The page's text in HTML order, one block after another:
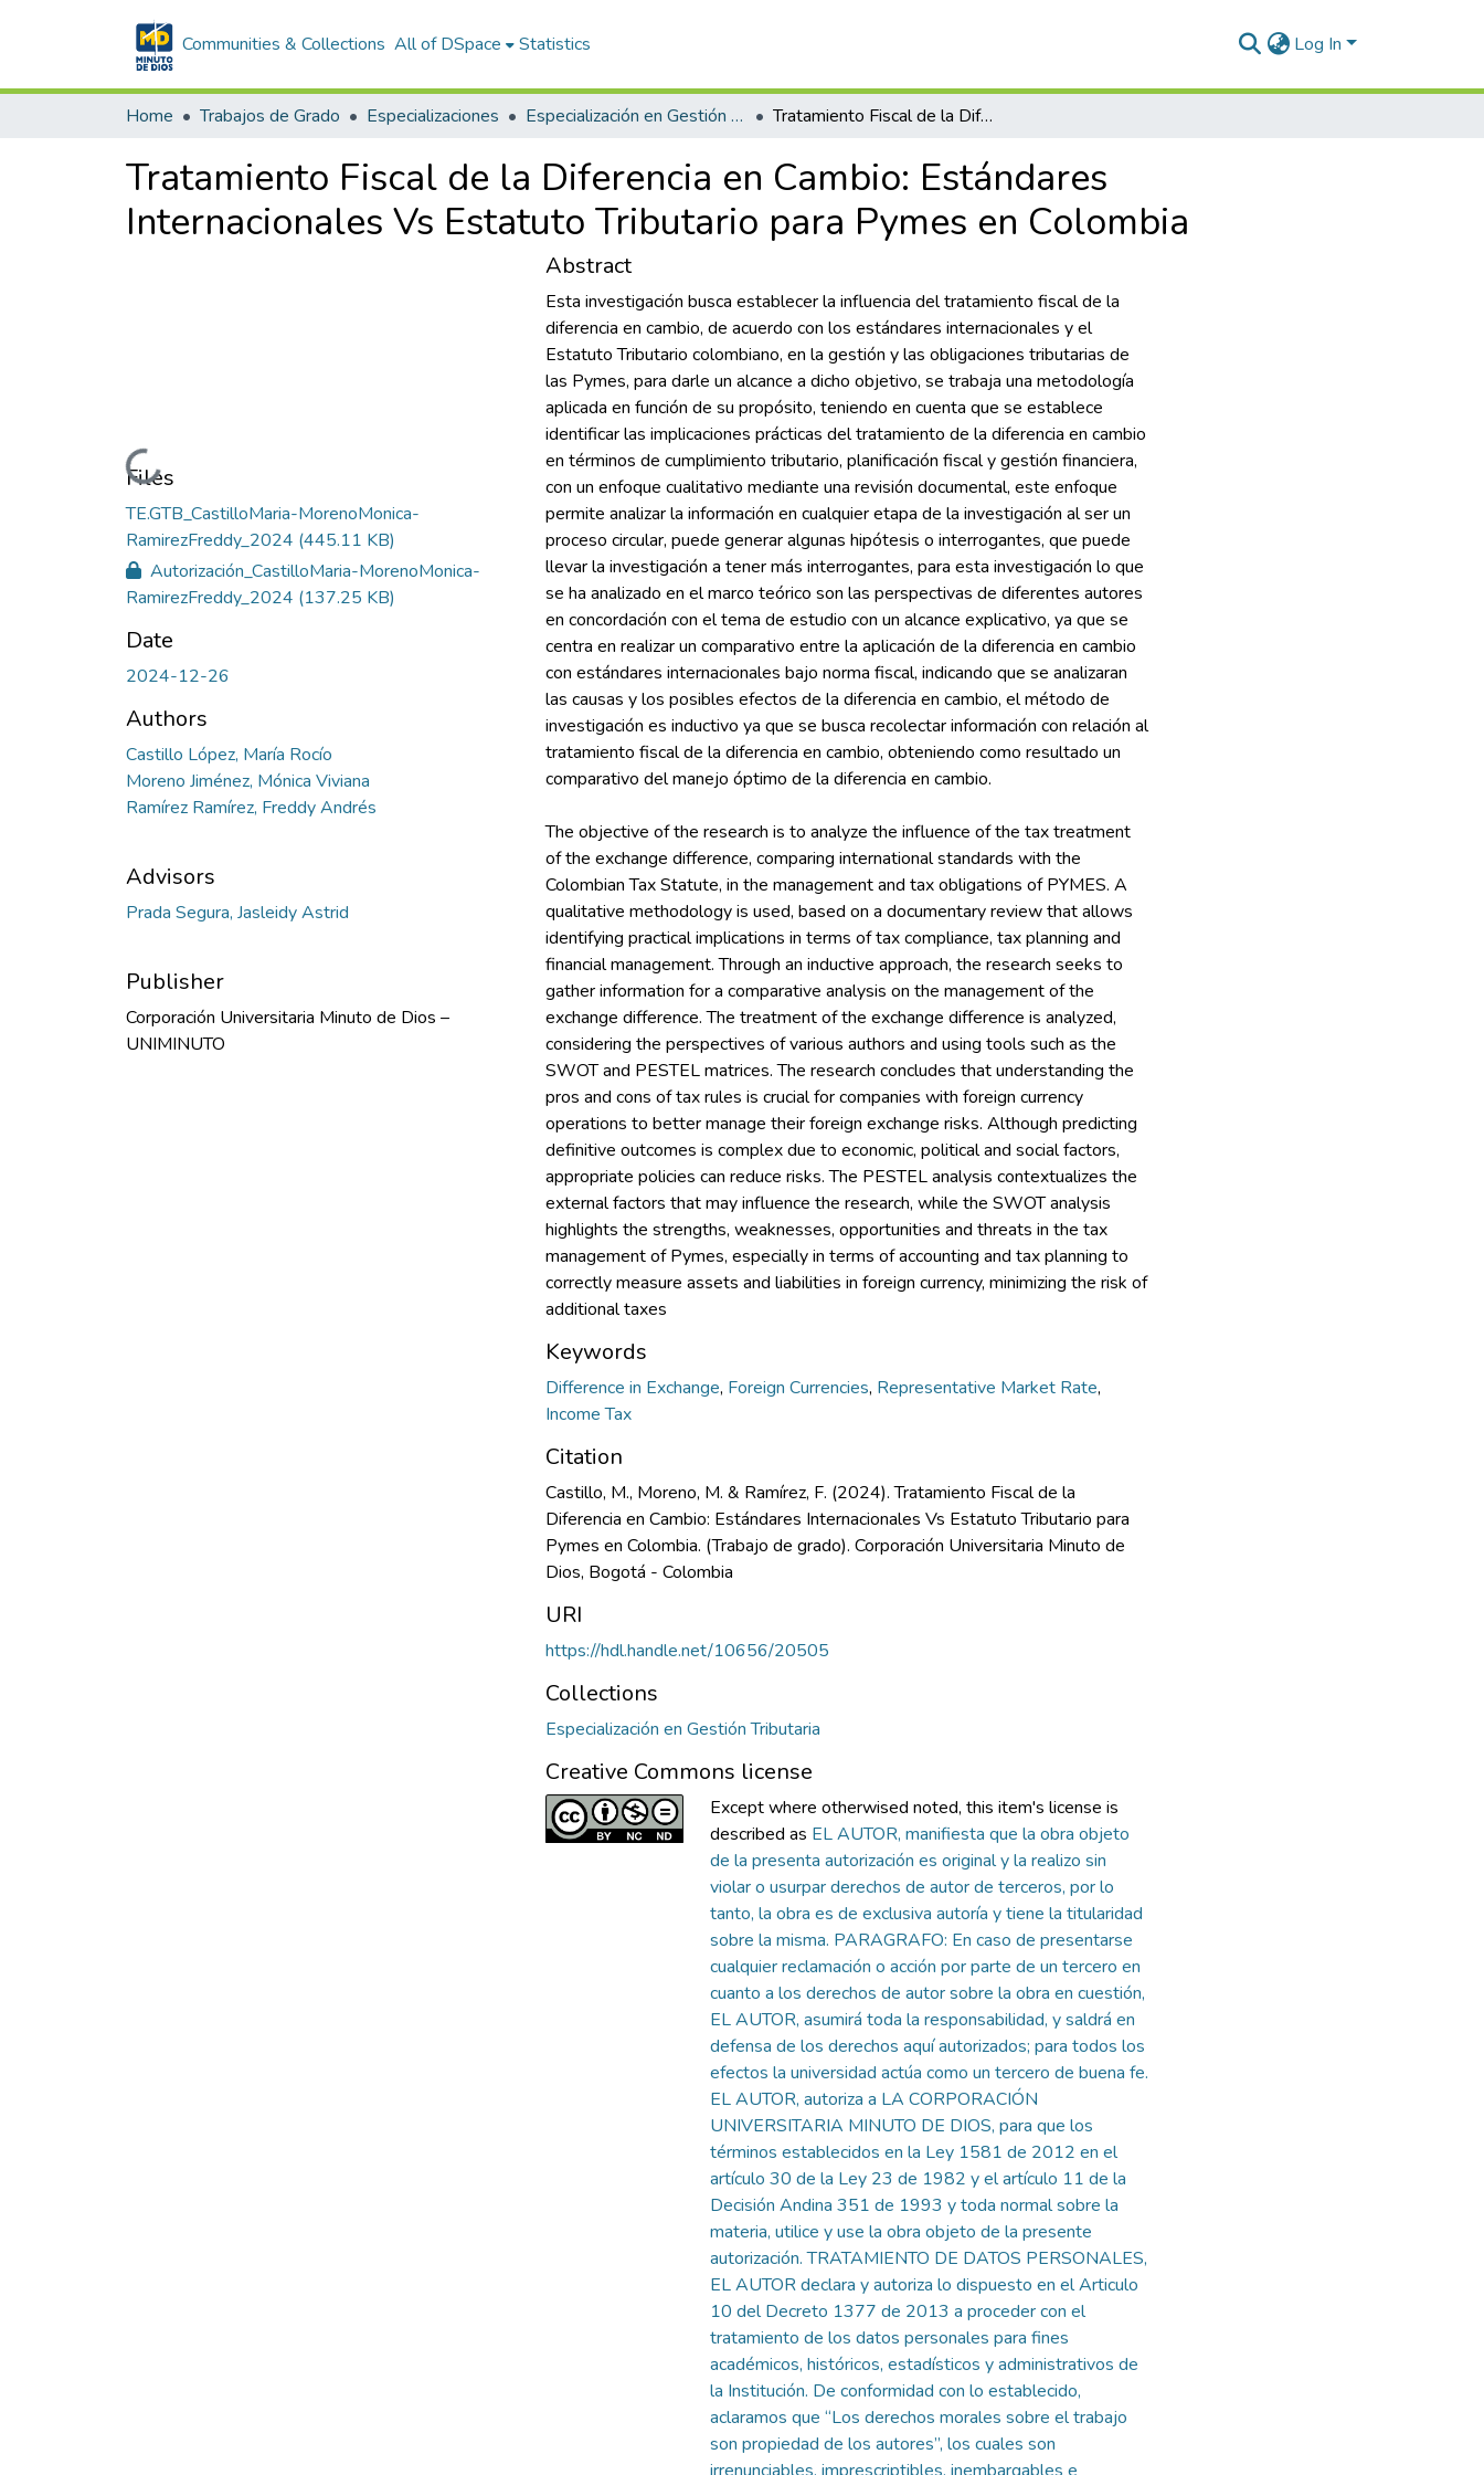
Communities & Collections All of DSpace Statistics Log In
Home Trabajos de Grado Especializaciones Especialización en Gestión Tributaria Tratamiento Fiscal de la Diferencia en Cambio: Estándares Internacionales Vs Estatuto Tributario para Pymes en Colombia
Tratamiento Fiscal de la Diferencia en Cambio: Estándares
Internacionales Vs Estatuto Tributario para Pymes en Colombia
Loading...
Files
TE.GTB_CastilloMaria-MorenoMonica-
RamirezFreddy_2024 (445.11 KB)
Autorización_CastilloMaria-MorenoMonica-
RamirezFreddy_2024 (137.25 KB)
Date
2024-12-26
Authors
Castillo López, María Rocío
Moreno Jiménez, Mónica Viviana
Ramírez Ramírez, Freddy Andrés
Advisors
Prada Segura, Jasleidy Astrid
Publisher
Corporación Universitaria Minuto de Dios –
UNIMINUTO
Abstract
Esta investigación busca establecer la influencia del tratamiento fiscal de la
diferencia en cambio, de acuerdo con los estándares internacionales y el
Estatuto Tributario colombiano, en la gestión y las obligaciones tributarias de
las Pymes, para darle un alcance a dicho objetivo, se trabaja una metodología
aplicada en función de su propósito, teniendo en cuenta que se establece
identificar las implicaciones prácticas del tratamiento de la diferencia en cambio
en términos de cumplimiento tributario, planificación fiscal y gestión financiera,
con un enfoque cualitativo mediante una revisión documental, este enfoque
permite analizar la información en cualquier etapa de la investigación al ser un
proceso circular, puede generar algunas hipótesis o interrogantes, que puede
llevar la investigación a tener más interrogantes, para esta investigación lo que
se ha analizado en el marco teórico son las perspectivas de diferentes autores
en concordación con el tema de estudio con un alcance explicativo, ya que se
centra en realizar un comparativo entre la aplicación de la diferencia en cambio
con estándares internacionales bajo norma fiscal, indicando que se analizaran
las causas y los posibles efectos de la diferencia en cambio, el método de
investigación es inductivo ya que se busca recolectar información con relación al
tratamiento fiscal de la diferencia en cambio, obteniendo como resultado un
The objective of the research is to analyze the influence of the tax treatment
of the exchange difference, comparing international standards with the
Colombian Tax Statute, in the management and tax obligations of PYMES. A
qualitative methodology is used, based on a documentary review that allows
identifying practical implications in terms of tax compliance, tax planning and
financial management. Through an inductive approach, the research seeks to
gather information for a comparative analysis on the management of the
exchange difference. The treatment of the exchange difference is analyzed,
considering the perspectives of various authors and using tools such as the
SWOT and PESTEL matrices. The research concludes that understanding the
pros and cons of tax rules is crucial for companies with foreign currency
operations to better manage their foreign exchange risks. Although predicting
definitive outcomes is complex due to economic, political and social factors,
appropriate policies can reduce risks. The PESTEL analysis contextualizes the
external factors that may influence the research, while the SWOT analysis
highlights the strengths, weaknesses, opportunities and threats in the tax
management of Pymes, especially in terms of accounting and tax planning to
correctly measure assets and liabilities in foreign currency, minimizing the risk of
additional taxes
Keywords
Difference in Exchange, Foreign Currencies, Representative Market Rate,
Income Tax
Citation
Castillo, M., Moreno, M. & Ramírez, F. (2024). Tratamiento Fiscal de la
Diferencia en Cambio: Estándares Internacionales Vs Estatuto Tributario para
Pymes en Colombia. (Trabajo de grado). Corporación Universitaria Minuto de
Dios, Bogotá - Colombia
URI
https://hdl.handle.net/10656/20505
Collections
Especialización en Gestión Tributaria
Creative Commons license
Except where otherwised noted, this item's license is
described as EL AUTOR, manifiesta que la obra objeto
de la presenta autorización es original y la realizo sin
violar o usurpar derechos de autor de terceros, por lo
tanto, la obra es de exclusiva autoría y tiene la titularidad
sobre la misma. PARAGRAFO: En caso de presentarse
cualquier reclamación o acción por parte de un tercero en
cuanto a los derechos de autor sobre la obra en cuestión,
EL AUTOR, asumirá toda la responsabilidad, y saldrá en
defensa de los derechos aquí autorizados; para todos los
efectos la universidad actúa como un tercero de buena fe.
EL AUTOR, autoriza a LA CORPORACIÓN
UNIVERSITARIA MINUTO DE DIOS, para que los
términos establecidos en la Ley 1581 de 2012 en el
artículo 30 de la Ley 23 de 1982 y el artículo 11 de la
Decisión Andina 351 de 1993 y toda normal sobre la
materia, utilice y use la obra objeto de la presente
autorización. TRATAMIENTO DE DATOS PERSONALES,
EL AUTOR declara y autoriza lo dispuesto en el Articulo
10 del Decreto 1377 de 2013 a proceder con el
tratamiento de los datos personales para fines
académicos, históricos, estadísticos y administrativos de
la Institución. De conformidad con lo establecido,
aclaramos que “Los derechos morales sobre el trabajo
son propiedad de los autores”, los cuales son